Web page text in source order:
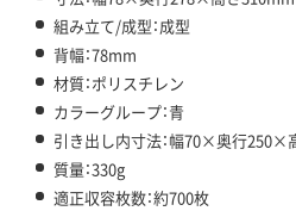
組み立て/成型：成型
背幅：78mm
材質：ポリスチレン
カラーグループ：青
引き出し内寸法：幅70×奥行250×
質量：330g
適正収容枚数：約700枚